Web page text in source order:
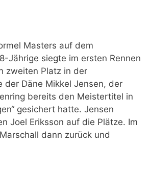
Masters auf dem
Jährige siegte im ersten Rennen
zweiten Platz in der
Däne Mikkel Jensen, der
bereits den Meistertitel in
gesichert hatte. Jensen
Joel Eriksson auf die Plätze. Im
dann zurück und